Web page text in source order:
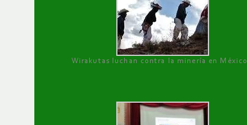
Wirakutas luchan contra la minería en México